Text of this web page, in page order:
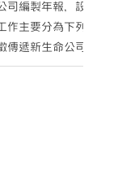
司編製年報，設計新生命
作主要分為下列兩項：
傳遞新生命公司理念的概